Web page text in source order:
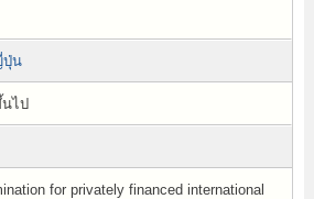
ปุ่น
ไป
for privately financed international